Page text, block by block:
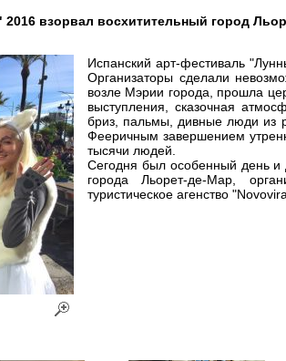
взорвал восхитительный город
Испанский арт-фестиваль
Организаторы сделали
возле Мэрии города, прошла
выступления, сказочная
бриз, пальмы, дивные люди из
Фееричным завершением
тысячи людей.
Сегодня был особенный день
города Льорет-де-Мар,
туристическое агенство